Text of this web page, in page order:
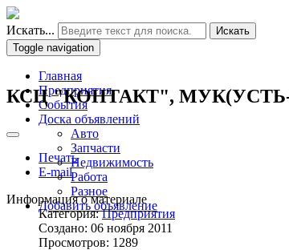
Искать...
Искать
Toggle navigation
Главная
Предприятия
События
Доска объявлений
Авто
Запчасти
Недвижимость
Работа
Разное
Добавить объявление
КСЦ "КОНТАКТ",
Печать
E-mail
Информация о материале
Категория:Предприятия
Создано: 06 ноября 2011
Просмотров: 1289